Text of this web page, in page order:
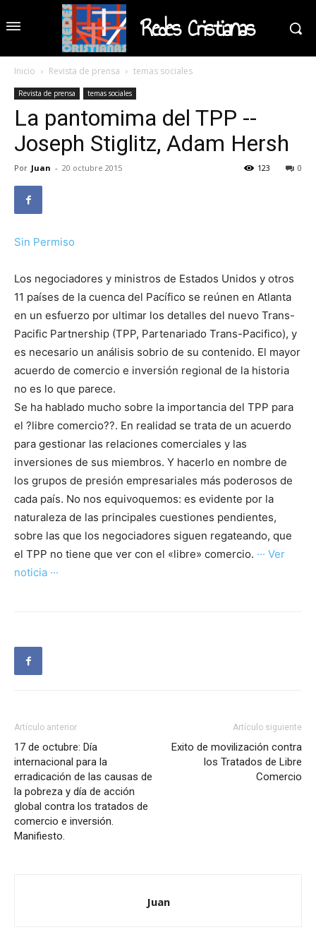
Redes Cristianas
Inicio Revista de prensa temas sociales
Revista de prensa temas sociales
La pantomima del TPP --
Joseph Stiglitz, Adam Hersh
Por Juan - 20 octubre 2015 0
123
Sin Permiso
Los negociadores y ministros de Estados Unidos y otros
11 países de la cuenca del Pacífico se reúnen en Atlanta
en un esfuerzo por ultimar los detalles del nuevo Trans-
Pacific Partnership (TPP, Partenariado Trans-Pacifico), y
es necesario un análisis sobrio de su contenido. El mayor
acuerdo de comercio e inversión regional de la historia
no es lo que parece.
Se ha hablado mucho sobre la importancia del TPP para
el ?libre comercio??. En realidad se trata de un acuerdo
para gestionar las relaciones comerciales y las
inversiones de sus miembros. Y hacerlo en nombre de
los grupos de presión empresariales más poderosos de
cada país. No nos equivoquemos: es evidente por la
naturaleza de las principales cuestiones pendientes,
sobre las que los negociadores siguen regateando, que
el TPP no tiene que ver con el «libre» comercio. ··· Ver
noticia ···
Artículo anterior
17 de octubre: Día
internacional para la
erradicación de las causas de
la pobreza y día de acción
global contra los tratados de
comercio e inversión.
Manifiesto.
Artículo siguiente
Exito de movilización contra
los Tratados de Libre
Comercio
Juan